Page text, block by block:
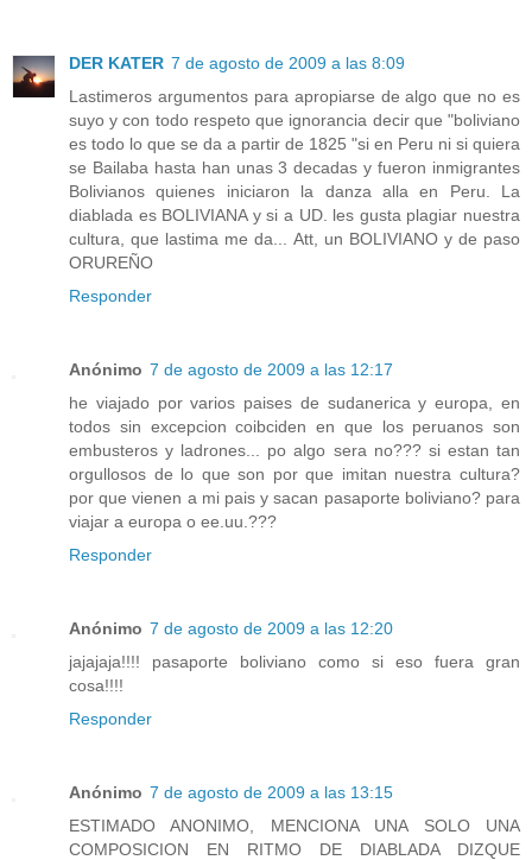
DER KATER 7 de agosto de 2009 a las 8:09
Lastimeros argumentos para apropiarse de algo que no es
suyo y con todo respeto que ignorancia decir que "boliviano
es todo lo que se da a partir de 1825 "si en Peru ni si quiera
se Bailaba hasta han unas 3 decadas y fueron inmigrantes
Bolivianos quienes iniciaron la danza alla en Peru. La
diablada es BOLIVIANA y si a UD. les gusta plagiar nuestra
cultura, que lastima me da... Att, un BOLIVIANO y de paso
ORUREÑO
Responder
Anónimo 7 de agosto de 2009 a las 12:17
he viajado por varios paises de sudanerica y europa, en
todos sin excepcion coibciden en que los peruanos son
embusteros y ladrones... po algo sera no??? si estan tan
orgullosos de lo que son por que imitan nuestra cultura?
por que vienen a mi pais y sacan pasaporte boliviano? para
viajar a europa o ee.uu.???
Responder
Anónimo 7 de agosto de 2009 a las 12:20
jajajaja!!!! pasaporte boliviano como si eso fuera gran
cosa!!!!
Responder
Anónimo 7 de agosto de 2009 a las 13:15
ESTIMADO ANONIMO, MENCIONA UNA SOLO UNA
COMPOSICION EN RITMO DE DIABLADA DIZQUE